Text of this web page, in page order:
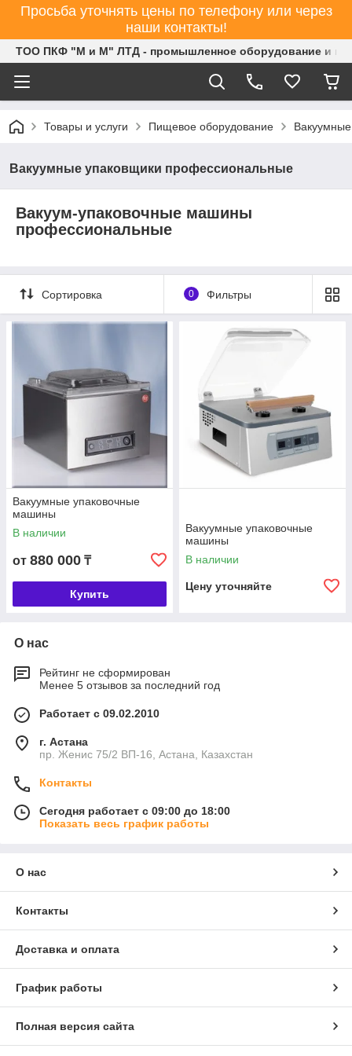
Просьба уточнять цены по телефону или через
наши контакты!
ТОО ПКФ "М и М" ЛТД - промышленное оборудование и
Товары и услуги Пищевое оборудование
Вакуумные упаковщики профессиональные
Вакуум-упаковочные машины
профессиональные
Сортировка 0 Фильтры
Вакуумные упаковочные
машины
В наличии
от 880 000 ₸
Купить
Вакуумные упаковочные
машины
В наличии
Цену уточняйте
О нас
Рейтинг не сформирован
Менее 5 отзывов за последний год
Работает с 09.02.2010
г. Астана
пр. Женис 75/2 ВП-16, Астана, Казахстан
Контакты
Сегодня работает с 09:00 до 18:00
Показать весь график работы
О нас
Контакты
Доставка и оплата
График работы
Полная версия сайта